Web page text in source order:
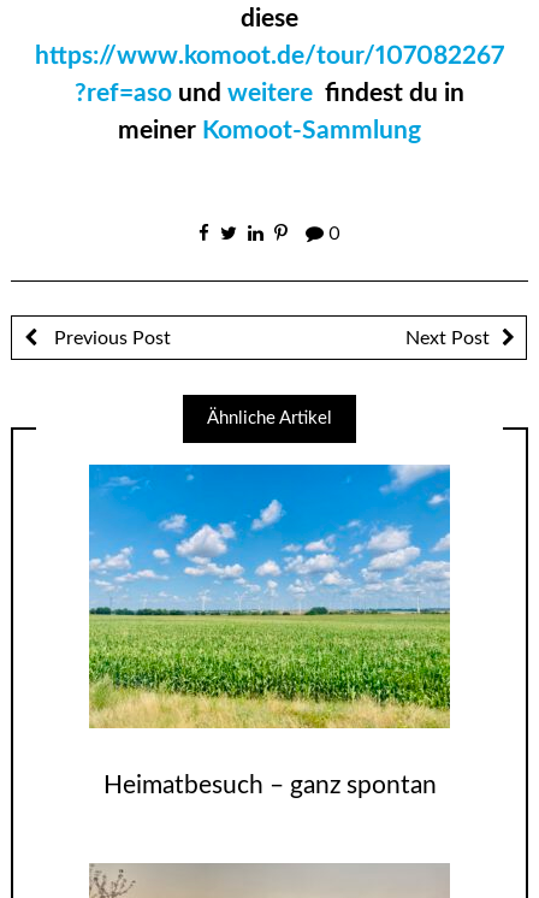
diese
https://www.komoot.de/tour/107082267
?ref=aso und weitere findest du in
meiner Komoot-Sammlung
0
Previous Post Next Post
Ähnliche Artikel
Heimatbesuch – ganz spontan